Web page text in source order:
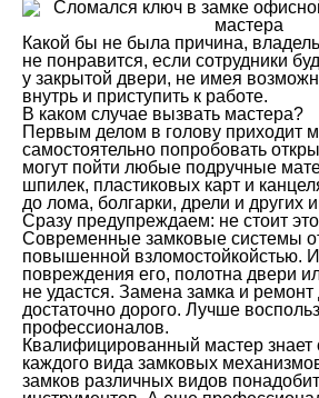
Какой бы не была причина,
не понравится, если сотрудники
у закрытой двери, не имея
внутрь и приступить к работе.
В каком случае вызвать мастера?
Первым делом в голову приходит
самостоятельно попробовать
могут пойти любые подручные
шпилек, пластиковых карт и
до лома, болгарки, дрели и других
Сразу предупреждаем: не стоит
Современные замковые системы
повышенной взломостойкойстью.
повреждения его, полотна двери
не удастся. Замена замка и ремонт
достаточно дорого. Лучше
профессионалов.
Квалифицированный мастер знает
каждого вида замковых
замков различных видов